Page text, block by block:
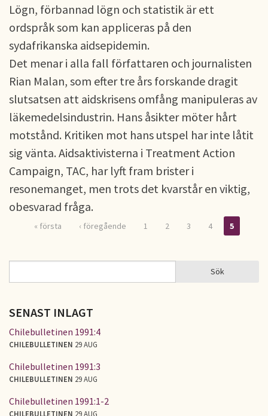
Lögn, förbannad lögn och statistik är ett
ordspråk som kan appliceras på den
sydafrikanska aidsepidemin.
Det menar i alla fall författaren och journalisten
Rian Malan, som efter tre års forskande dragit
slutsatsen att aidskrisens omfång manipuleras av
läkemedelsindustrin. Hans åsikter möter hårt
motstånd. Kritiken mot hans utspel har inte låtit
sig vänta. Aidsaktivisterna i Treatment Action
Campaign, TAC, har lyft fram brister i
resonemanget, men trots det kvarstår en viktig,
obesvarad fråga.
Sidor
« första ‹ föregående 1 2 3 4 5
SÖKFORMULÄR Sök
SENAST INLAGT
Chilebulletinen 1991:4
CHILEBULLETINEN 29 AUG
Chilebulletinen 1991:3
CHILEBULLETINEN 29 AUG
Chilebulletinen 1991:1-2
CHILEBULLETINEN 29 AUG